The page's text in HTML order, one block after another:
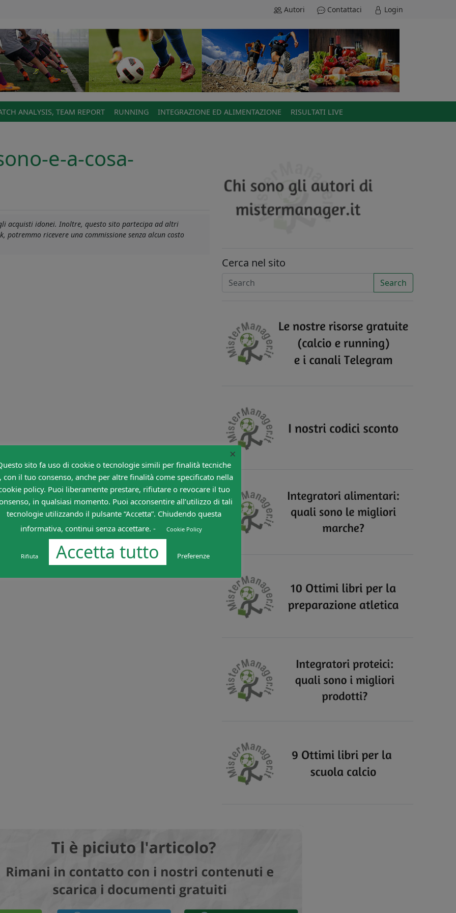
Autori Contattaci Login
ANALYSIS, TEAM REPORT RUNNING INTEGRAZIONE ED ALIMENTAZIONE RISULTATI LIVE
e-a-cosa-
acquisti idonei. Inoltre, questo sito partecipa ad altri
ricevere una commissione senza alcun costo
Cerca nel sito
Search
×
sito fa uso di cookie o tecnologie simili per finalità tecniche
con il tuo consenso, anche per altre finalità come specificato nella
policy. Puoi liberamente prestare, rifiutare o revocare il tuo
in qualsiasi momento. Puoi acconsentire all’utilizzo di tali
tecnologie utilizzando il pulsante “Accetta”. Chiudendo questa
informativa, continui senza accettare. -
Cookie Policy
Rifiuta Accetta tutto Preferenze